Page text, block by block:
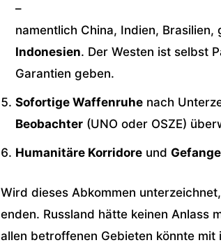
–
namentlich China, Indien,
Indonesien. Der Westen ist selbst
Garantien geben.
Sofortige Waffenruhe nach
Beobachter (UNO oder OSZE)
Humanitäre Korridore und
Wird dieses Abkommen
enden. Russland hätte keinen Anlass
allen betroffenen Gebieten könnte